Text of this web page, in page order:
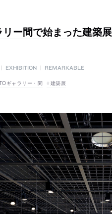
ー間で始まった建築
EXHIBITION REMARKABLE
ギャラリー・間 建築展